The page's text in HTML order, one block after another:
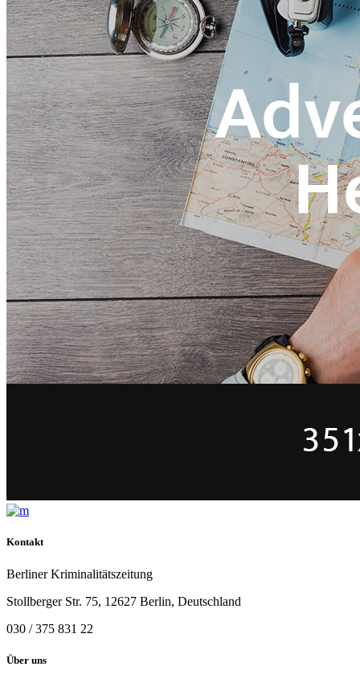
Kontakt
Berliner Kriminalitätszeitung
Stollberger Str. 75, 12627 Berlin, Deutschland
030 / 375 831 22
Über uns